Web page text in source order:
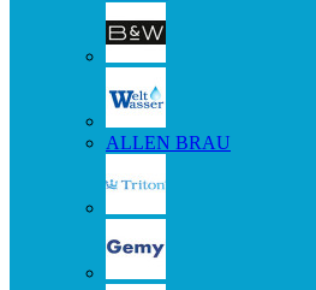
ALLEN BRAU